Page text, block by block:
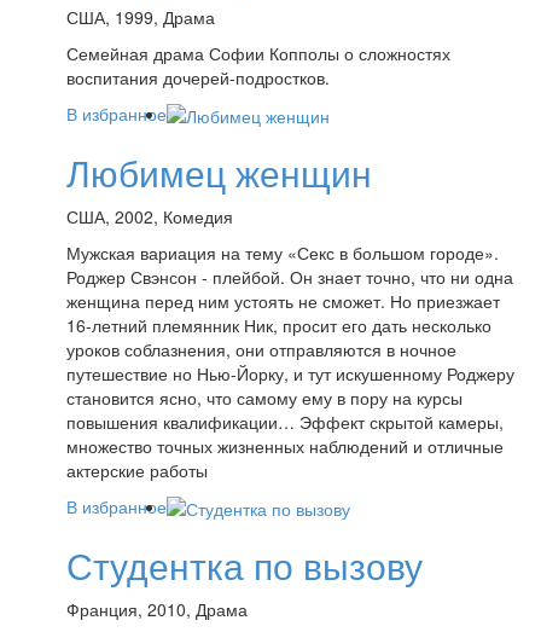
США, 1999, Драма
Семейная драма Софии Копполы о сложностях
воспитания дочерей-подростков.
В избранное
Любимец женщин
США, 2002, Комедия
Мужская вариация на тему «Секс в большом городе».
Роджер Свэнсон - плейбой. Он знает точно, что ни одна
женщина перед ним устоять не сможет. Но приезжает
16-летний племянник Ник, просит его дать несколько
уроков соблазнения, они отправляются в ночное
путешествие но Нью-Йорку, и тут искушенному Роджеру
становится ясно, что самому ему в пору на курсы
повышения квалификации… Эффект скрытой камеры,
множество точных жизненных наблюдений и отличные
актерские работы
В избранное
Студентка по вызову
Франция, 2010, Драма